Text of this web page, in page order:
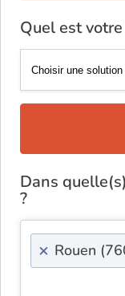
Quel est
Dans
?
× Rouen